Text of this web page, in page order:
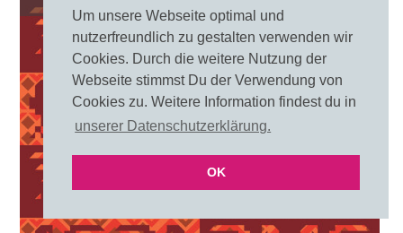
Um unsere Webseite optimal und
nutzerfreundlich zu gestalten verwenden wir
Cookies. Durch die weitere Nutzung der
Webseite stimmst Du der Verwendung von
Cookies zu. Weitere Information findest du in
unserer Datenschutzerklärung.
OK